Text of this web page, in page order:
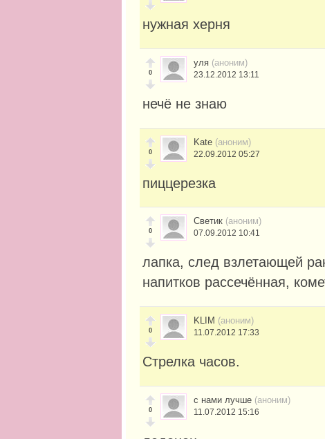
нужная херня
0
уля (аноним)
23.12.2012 13:11
нечё не знаю
0
Kate (аноним)
22.09.2012 05:27
пиццерезка
0
Светик (аноним)
07.09.2012 10:41
лапка, след взлетающей
напитков рассечённая,
0
KLIM (аноним)
11.07.2012 17:33
Стрелка часов.
0
с нами лучше (аноним)
11.07.2012 15:16